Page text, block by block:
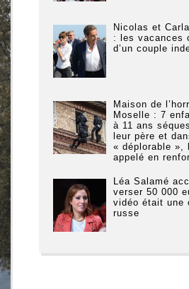
Nicolas et
: les vacances
d’un couple
Maison de
Moselle : 7
à 11 ans
leur père et
« déplorable »,
appelé en
Léa Salamé
verser 50 000
vidéo était une
russe